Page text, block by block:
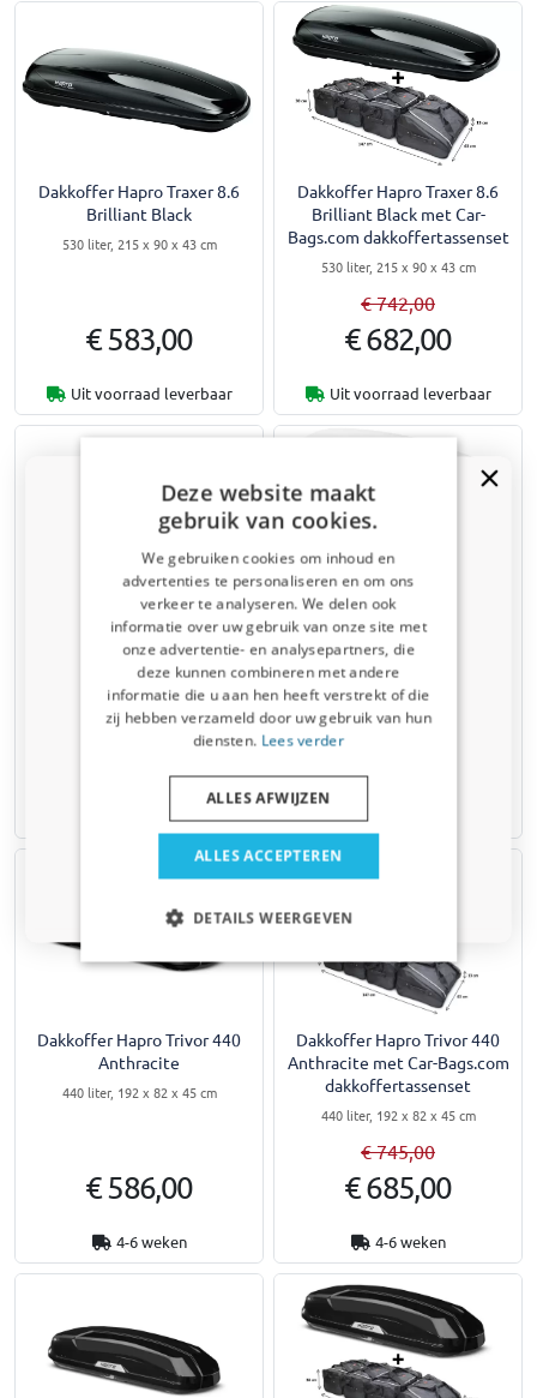
Dakkoffer Hapro Traxer 8.6
Brilliant Black
530 liter, 215 x 90 x 43 cm
€ 583,00
Uit voorraad leverbaar
Dakkoffer Hapro Traxer 8.6
Brilliant Black met Car-
Bags.com dakkoffertassenset
530 liter, 215 x 90 x 43 cm
€ 742,00
€ 682,00
Uit voorraad leverbaar
Dakkoffer Hapro Traxer 8.6
Pure White
530 liter, 215 x 90 x 43 cm
3-5 werkdagen
Dakkoffer Hapro Traxer 8.6
Pure White met Car-
Bags.com dakkoffertassenset
530 liter, 215 x 90 x 43 cm
€ 753,00
3-5 werkdagen
Dakkoffer Hapro Trivor 440
Anthracite
440 liter, 192 x 82 x 45 cm
€ 586,00
4-6 weken
Dakkoffer Hapro Trivor 440
Anthracite met Car-Bags.com
dakkoffertassenset
440 liter, 192 x 82 x 45 cm
€ 745,00
€ 685,00
4-6 weken
Deze website maakt
gebruik van cookies.
We gebruiken cookies om inhoud en
advertenties te personaliseren en om ons
verkeer te analyseren. We delen ook
informatie over uw gebruik van onze site met
onze advertentie- en analysepartners, die
deze kunnen combineren met andere
informatie die u aan hen heeft verstrekt of die
zij hebben verzameld door uw gebruik van hun
diensten. Lees verder
ALLES ACCEPTEREN
ALLES AFWIJZEN
DETAILS WEERGEVEN
Kortingscode van 5% ontvangen?
Vertel ons waar u voor winkelt om uw korting te
ontvangen. Ik winkel voor mijn:
Auto
Huisdier